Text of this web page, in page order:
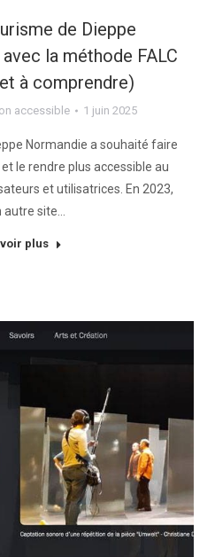
de Dieppe
la méthode FALC
à comprendre)
accessible 1 juin 2025
Normandie a souhaité faire
le rendre plus accessible au
et utilisatrices. En 2023,
autre site…
plus